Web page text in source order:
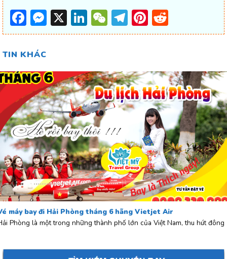
Facebook
Messenger
X LinkedIn
WeChat
Telegram
Pinterest
TIN KHÁC
máy bay đi Hải Phòng tháng 6 hãng Vietjet Air
Phòng là một trong những thành phố lớn của Việt Nam, thu hút đông